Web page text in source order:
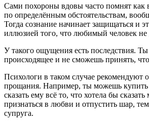
Сами похороны вдовы часто помнят как
по определённым обстоятельствам,
Тогда сознание начинает защищаться и
иллюзией того, что любимый человек не
У такого ощущения есть последствия.
происходящее и не сможешь принять,
Психологи в таком случае рекомендуют
прощания. Например, ты можешь
сказать ему всё то, что хотела бы
признаться в любви и отпустить шар,
супруга.